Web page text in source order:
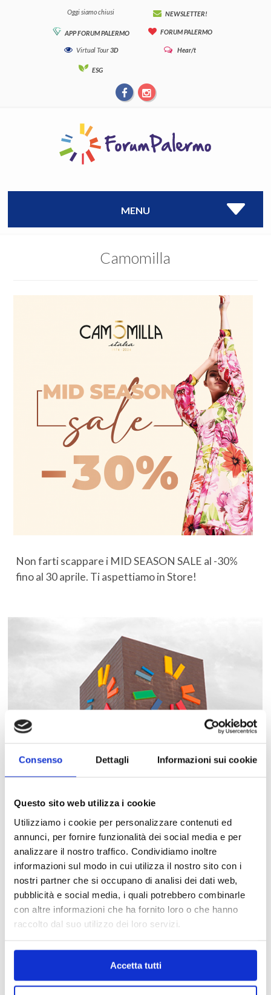
Consenso Dettagli Informazioni sui cookie
Questo sito web utilizza i cookie
Utilizziamo i cookie per personalizzare contenuti ed
annunci, per fornire funzionalità dei social media e per
analizzare il nostro traffico. Condividiamo inoltre
informazioni sul modo in cui utilizza il nostro sito con i
nostri partner che si occupano di analisi dei dati web,
pubblicità e social media, i quali potrebbero combinarle
con altre informazioni che ha fornito loro o che hanno
raccolto dal suo utilizzo dei loro servizi.
Accetta tutti
Oggi siamo chiusi NEWSLETTER!
APP FORUM PALERMO FORUM PALERMO
Virtual Tour3D Hear/t
ESG
MENU
Camomilla
Non farti scappare i MID SEASON SALE al -30%
fino al 30 aprile. Ti aspettiamo in Store!
MAPPA DEL CENTRO
Trova in un attimo il punto vendita che ti interessa!